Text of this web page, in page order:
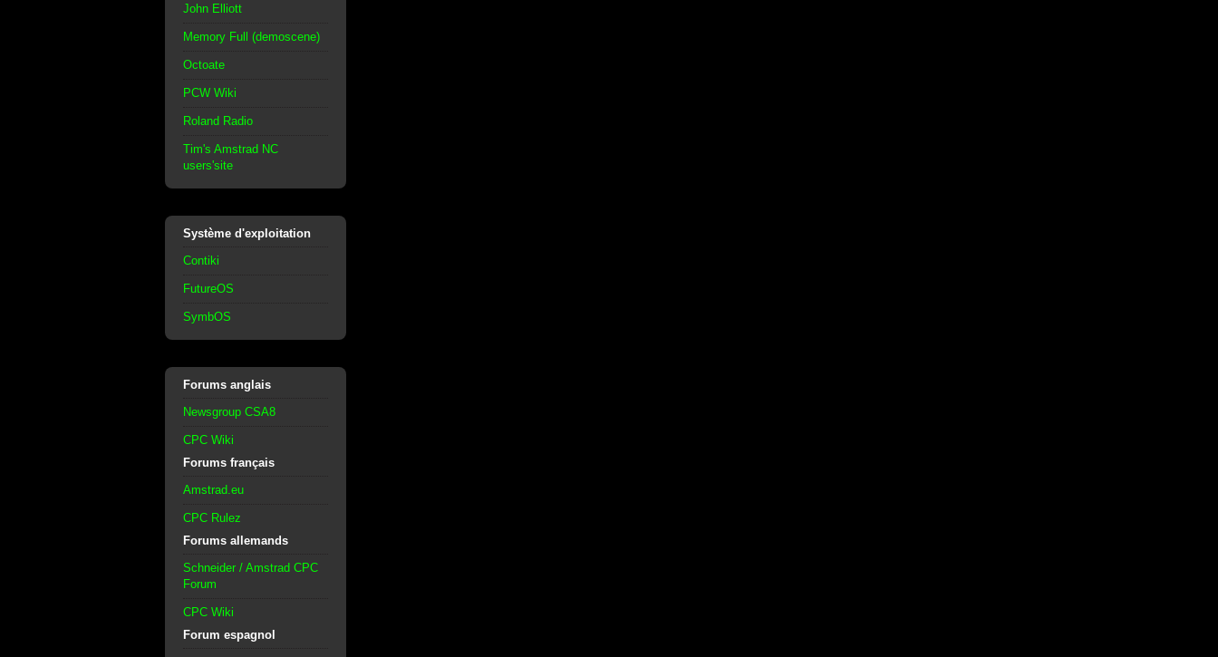
John Elliott
Memory Full (demoscene)
Octoate
PCW Wiki
Roland Radio
Tim's Amstrad NC
users'site
Système d'exploitation
Contiki
FutureOS
SymbOS
Forums anglais
Newsgroup CSA8
CPC Wiki
Forums français
Amstrad.eu
CPC Rulez
Forums allemands
Schneider / Amstrad CPC
Forum
CPC Wiki
Forum espagnol